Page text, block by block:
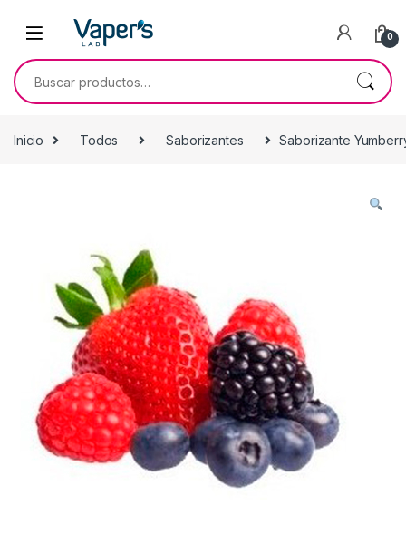
0
Inicio Todos Saborizantes Saborizante